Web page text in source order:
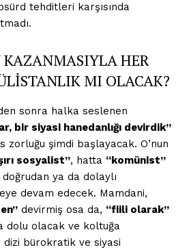
tehditleri karşısında
HER
MI OLACAK?
sonra halka seslenen
bir siyasi hanedanlığı devirdik”
zorluğu şimdi başlayacak. O’nun
sosyalist”, hatta “komünist”
doğrudan ya da dolaylı
devam edecek. Mamdani,
devirmiş osa da, “fiili olarak”
dolu olacak ve koltuğa
bürokratik ve siyasi